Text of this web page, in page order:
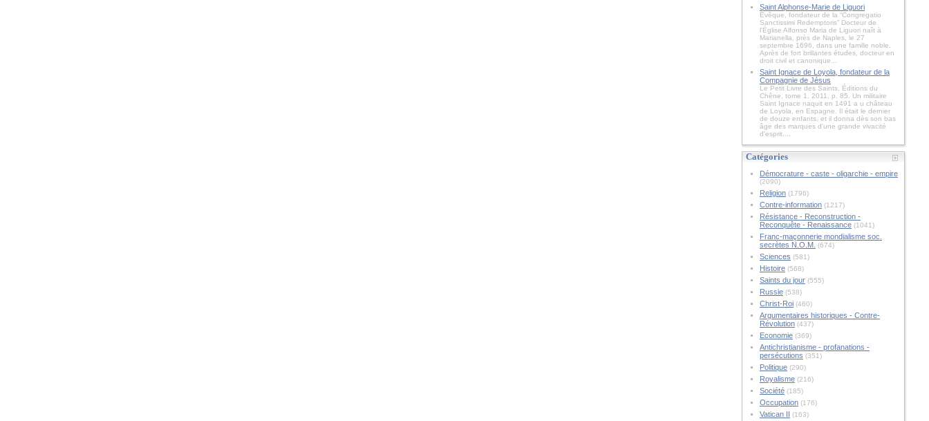
Saint Alphonse-Marie de Liguori
Évêque, fondateur de la “Congregatio
Sanctissimi Redemptoris” Docteur de
l'Église Alfonso Maria de Liguori naît à
Marianella, près de Naples, le 27
septembre 1696, dans une famille noble.
Après de fort brillantes études, docteur en
droit civil et canonique...
Saint Ignace de Loyola, fondateur de la
Compagnie de Jésus
Le Petit Livre des Saints, Éditions du
Chêne, tome 1, 2011, p. 85. Un militaire
Saint Ignace naquit en 1491 a u château
de Loyola, en Espagne. Il était le dernier
de douze enfants, et il donna dès son bas
âge des marques d'une grande vivacité
d'esprit....
Catégories
Démocrature - caste - oligarchie - empire
(2090)
Religion(1796)
Contre-information(1217)
Résistance - Reconstruction -
Reconquête - Renaissance(1041)
Franc-maçonnerie mondialisme soc.
secrètes N.O.M. (674)
Sciences (581)
Histoire(568)
Saints du jour(555)
Russie(538)
Christ-Roi(460)
Argumentaires historiques - Contre-
Révolution(437)
Economie(369)
Antichristianisme - profanations -
persécutions (351)
Politique(290)
Royalisme(216)
Société(185)
Occupation(176)
Vatican II (163)